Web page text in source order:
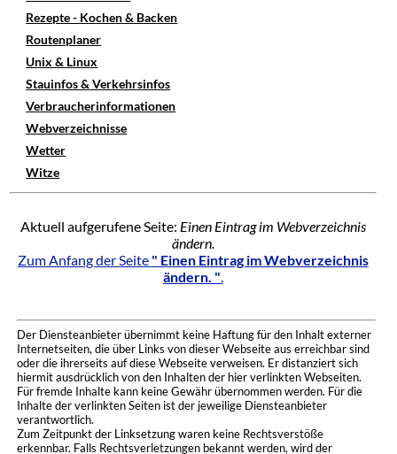
Rezepte - Kochen & Backen
Routenplaner
Unix & Linux
Stauinfos & Verkehrsinfos
Verbraucherinformationen
Webverzeichnisse
Wetter
Witze
Aktuell aufgerufene Seite: Einen Eintrag im Webverzeichnis
ändern.
Zum Anfang der Seite " Einen Eintrag im Webverzeichnis
ändern. ".
Der Diensteanbieter übernimmt keine Haftung für den Inhalt externer
Internetseiten, die über Links von dieser Webseite aus erreichbar sind
oder die ihrerseits auf diese Webseite verweisen. Er distanziert sich
hiermit ausdrücklich von den Inhalten der hier verlinkten Webseiten.
Für fremde Inhalte kann keine Gewähr übernommen werden. Für die
Inhalte der verlinkten Seiten ist der jeweilige Diensteanbieter
verantwortlich.
Zum Zeitpunkt der Linksetzung waren keine Rechtsverstöße
erkennbar. Falls Rechtsverletzungen bekannt werden, wird der